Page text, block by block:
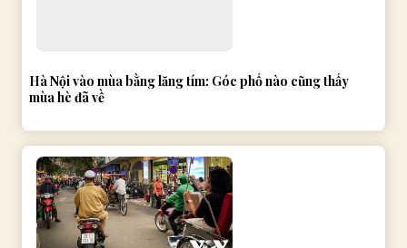
Hà Nội vào mùa bằng lăng tím: Góc phố nào cũng thấy
mùa hè đã về